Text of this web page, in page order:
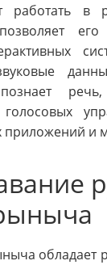
работать в
его
приложений и
обладает